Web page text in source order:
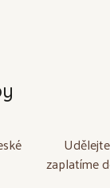
zaplatíme